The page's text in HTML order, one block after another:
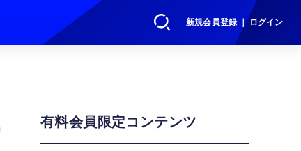
新規会員登録 ｜ ログイン
有料会員限定コンテンツ